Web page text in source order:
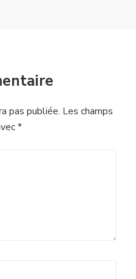
pas publiée. Les champs
*